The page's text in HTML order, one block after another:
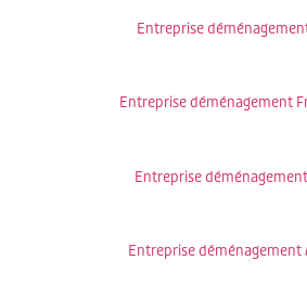
Entreprise
Entreprise déménagement
Entreprise
Entreprise déménagement